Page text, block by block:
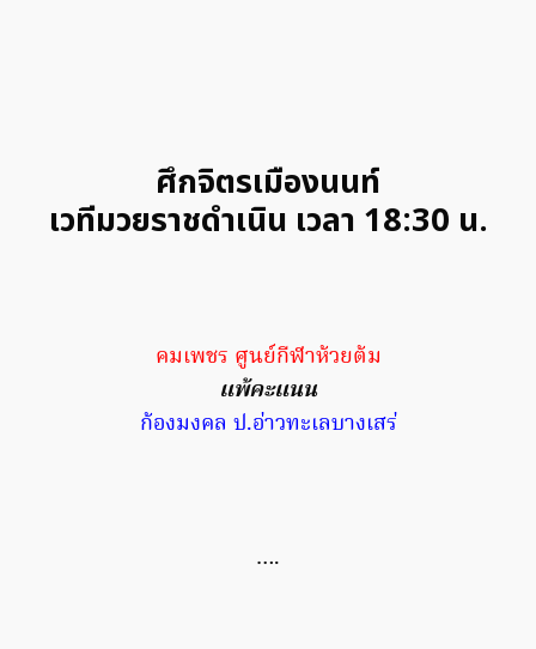
ศึกจิตรเมืองนนท์
เวทีมวยราชดำเนิน เวลา 18:30 น.
คมเพชร ศูนย์กีฬาห้วยต้ม
แพ้คะแนน
ก้องมงคล ป.อ่าวทะเลบางเสร่
….